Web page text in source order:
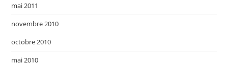
mai 2011
novembre 2010
octobre 2010
mai 2010